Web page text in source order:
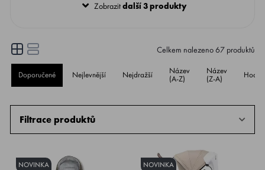
Zobrazitdalší 3 produkty
Celkem nalezeno67 produktů
Doporučené Nejlevnější Nejdražší
Název
(A-Z)
Název
(Z-A)
Filtrace produktů
NOVINKA NOVINKA